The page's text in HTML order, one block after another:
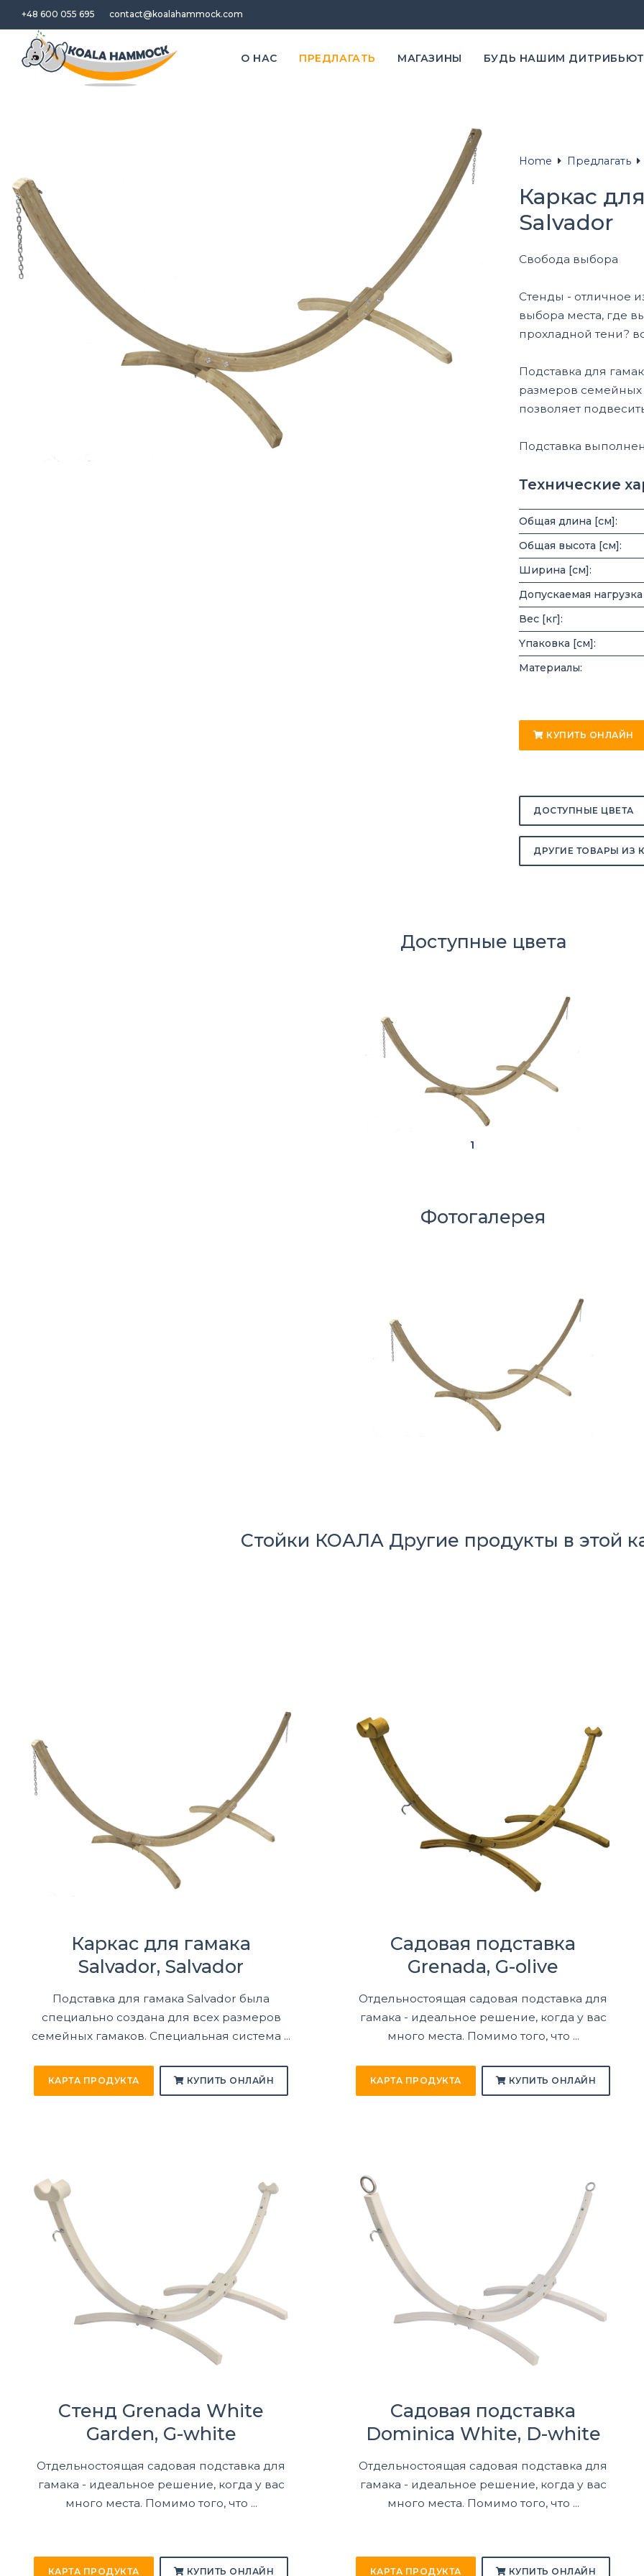
+48 600 055 695 contact@koalahammock.com
O НАС ПРЕДЛАГАТЬ MАГАЗИНЫ БУДЬ НАШИМ
Home Предлагать
Каркас
Salvador
Свобода выбора
Стенды - отличное
выбора места, где
прохладной тени?
Подставка для
размеров семейных
позволяет
Подставка
Технические
Общая длина [см]:
Общая высота [см]:
Ширина [см]:
Допускаемая нагрузка
Вес [кг]:
Yпаковка [см]:
Материалы:
КУПИТЬ ОНЛАЙН
ДОСТУПНЫЕ ЦВЕТА
ДРУГИЕ ТОВАРЫ ИЗ
Доступные цвета
1
Фотогалерея
Стойки КОАЛА Другие продукты в этой
Каркас для гамака
Salvador, Salvador
Подставка для гамака Salvador была
специально создана для всех размеров
семейных гамаков. Специальная система ...
КАРТА ПРОДУКТА КУПИТЬ ОНЛАЙН
Садовая подставка
Grenada, G-olive
Отдельностоящая садовая подставка для
гамака - идеальное решение, когда у вас
много места. Помимо того, что ...
КАРТА ПРОДУКТА КУПИТЬ ОНЛАЙН
Стенд Grenada White
Garden, G-white
Отдельностоящая садовая подставка для
гамака - идеальное решение, когда у вас
много места. Помимо того, что ...
КАРТА ПРОДУКТА КУПИТЬ ОНЛАЙН
Садовая подставка
Dominica White, D-white
Отдельностоящая садовая подставка для
гамака - идеальное решение, когда у вас
много места. Помимо того, что ...
КАРТА ПРОДУКТА КУПИТЬ ОНЛАЙН